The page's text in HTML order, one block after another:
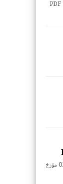
قانون رقم 23-02 يتعلق بممارسة الحق النقابي PDF قانون رقم 23-02 مؤرخ